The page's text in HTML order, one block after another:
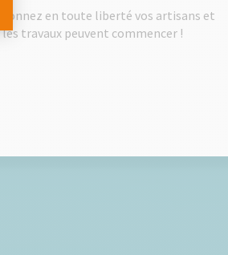
en toute liberté vos artisans et
les travaux peuvent commencer !